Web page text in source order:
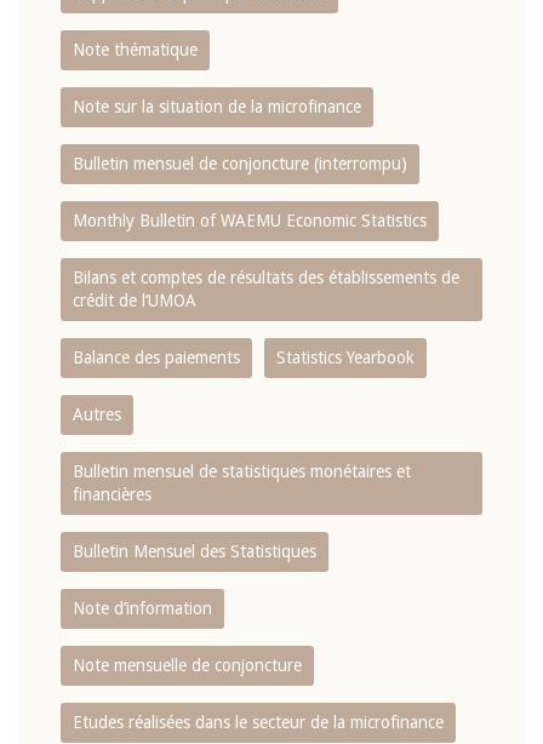
Note thématique
Note sur la situation de la microfinance
Bulletin mensuel de conjoncture (interrompu)
Monthly Bulletin of WAEMU Economic Statistics
Bilans et comptes de résultats des établissements de
crédit de l‘UMOA
Balance des paiements Statistics Yearbook
Autres
Bulletin mensuel de statistiques monétaires et
financières
Bulletin Mensuel des Statistiques
Note d’information
Note mensuelle de conjoncture
Etudes réalisées dans le secteur de la microfinance